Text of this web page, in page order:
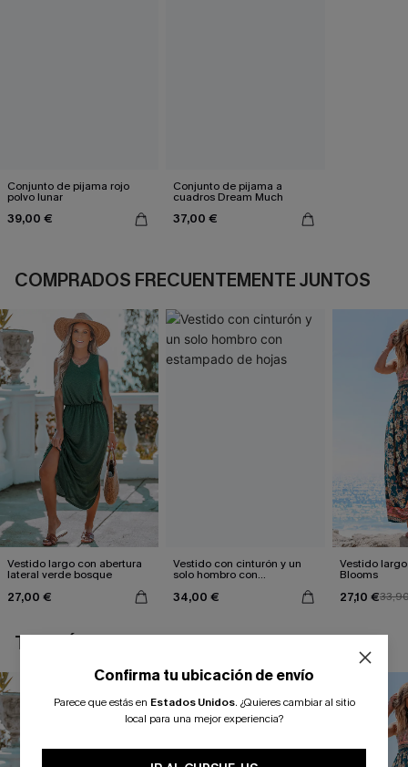
Conjunto de pijama rojo
polvo lunar
39,00 €
Conjunto de pijama a
cuadros Dream Much
37,00 €
COMPRADOS FRECUENTEMENTE JUNTOS
Vestido largo con abertura
lateral verde bosque
27,00 €
Vestido con cinturón y un
solo hombro con
34,00 €
Vestido
Blooms
27,10 €
TAMBIÉN TE PUEDE GUSTAR
Confirma tu ubicación de envío
Parece que estás en Estados Unidos. ¿Quieres cambiar al sitio
local para una mejor experiencia?